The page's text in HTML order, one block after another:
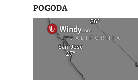
POGODA